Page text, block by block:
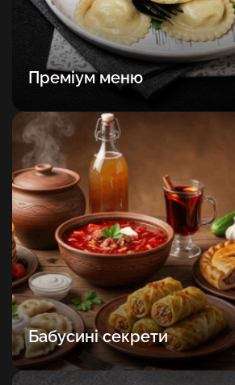
Преміум меню
Бабусині секрети